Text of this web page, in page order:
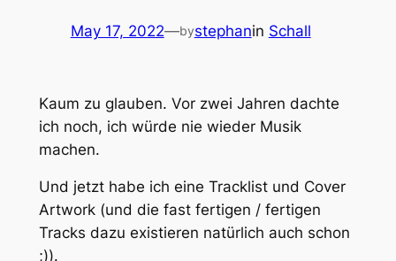
May 17, 2022—bystephanin Schall
Kaum zu glauben. Vor zwei Jahren dachte
ich noch, ich würde nie wieder Musik
machen.
Und jetzt habe ich eine Tracklist und Cover
Artwork (und die fast fertigen / fertigen
Tracks dazu existieren natürlich auch schon
;)).